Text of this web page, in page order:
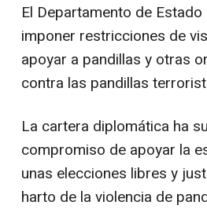
El Departamento de
imponer restricciones de
apoyar a pandillas y otras
contra las pandillas
La cartera diplomática ha
compromiso de apoyar la
unas elecciones libres y
harto de la violencia de